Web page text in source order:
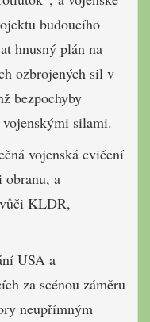
budoucího
hnusný plán na
ozbrojených sil v
bezpochyby
silami.
vojenská cvičení
a
KLDR,
USA a
za scénou záměru
neupřímným